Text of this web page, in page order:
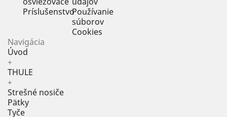
PríslušenstvoPoužívanie
súborov
Cookies
Navigácia
Úvod
+
THULE
+
Strešné nosiče
Pätky
Tyče